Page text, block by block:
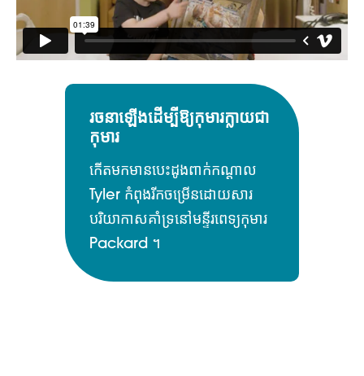
រចនាឡើងដើម្បីឱ្យកុមារក្លាយជា
កុមារ
កើតមកមានបេះដូងពាក់កណ្តាល
Tyler កំពុងរីកចម្រើនដោយសារ
បរិយាកាសគាំទ្រនៅមន្ទីរពេទ្យកុមារ
Packard ។